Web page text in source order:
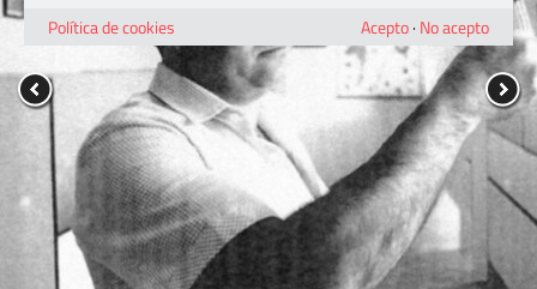
Política de cookies
Acepto· No acepto